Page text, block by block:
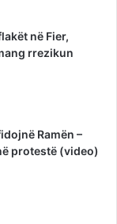
në Fier,
rrezikun
Ramën –
protestë (video)